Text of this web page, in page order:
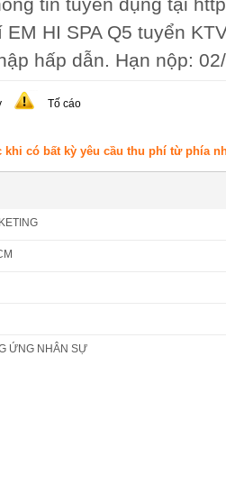
EM HI SPA Q5 tuyển
hấp dẫn. Hạn nộp:
Tố cáo
có bất kỳ yêu cầu thu phí từ phía
ỨNG NHÂN SỰ